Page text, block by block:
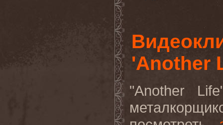
'Another
"Another